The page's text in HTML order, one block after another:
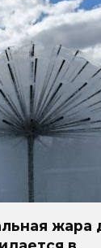
жара
в